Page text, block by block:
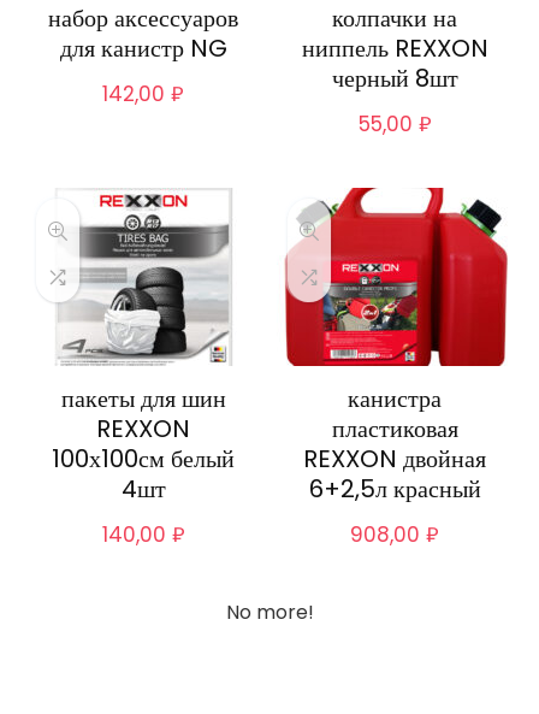
набор аксессуаров
для канистр NG
142,00₽
колпачки на
ниппель REXXON
черный 8шт
55,00 ₽
пакеты для шин
REXXON
100х100см белый
4шт
140,00 ₽
канистра
пластиковая
REXXON двойная
6+2,5л красный
908,00₽
No more!